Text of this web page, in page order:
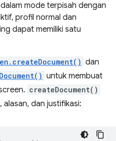
mode terpisah dengan
profil normal dan
dapat memiliki satu
dan
untuk membuat
createDocument()
alasan, dan justifikasi: